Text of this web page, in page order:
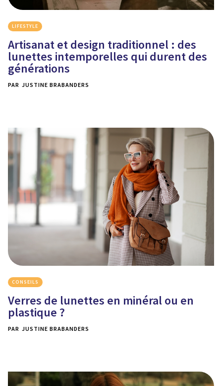
LIFESTYLE
Artisanat et design traditionnel : des
lunettes intemporelles qui durent des
générations
PAR JUSTINE BRABANDERS
CONSEILS
Verres de lunettes en minéral ou en
plastique ?
PAR JUSTINE BRABANDERS